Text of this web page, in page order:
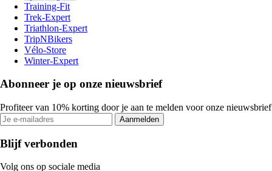
Training-Fit
Trek-Expert
Triathlon-Expert
TripNBikers
Vélo-Store
Winter-Expert
Abonneer je op onze nieuwsbrief
Profiteer van 10% korting door je aan te melden voor onze nieuwsbrief
Aanmelden
Blijf verbonden
Volg ons op sociale media